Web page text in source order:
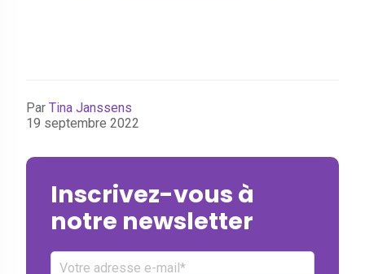
Par Tina Janssens
19 septembre 2022
Inscrivez-vous à
notre newsletter